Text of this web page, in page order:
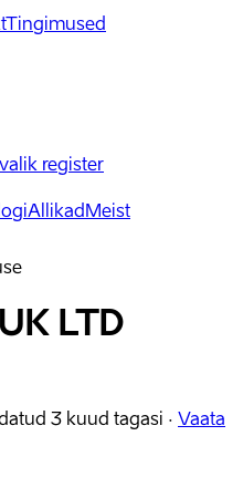
Tingimused
register
AllikadMeist
LTD
3 kuud tagasi · Vaata